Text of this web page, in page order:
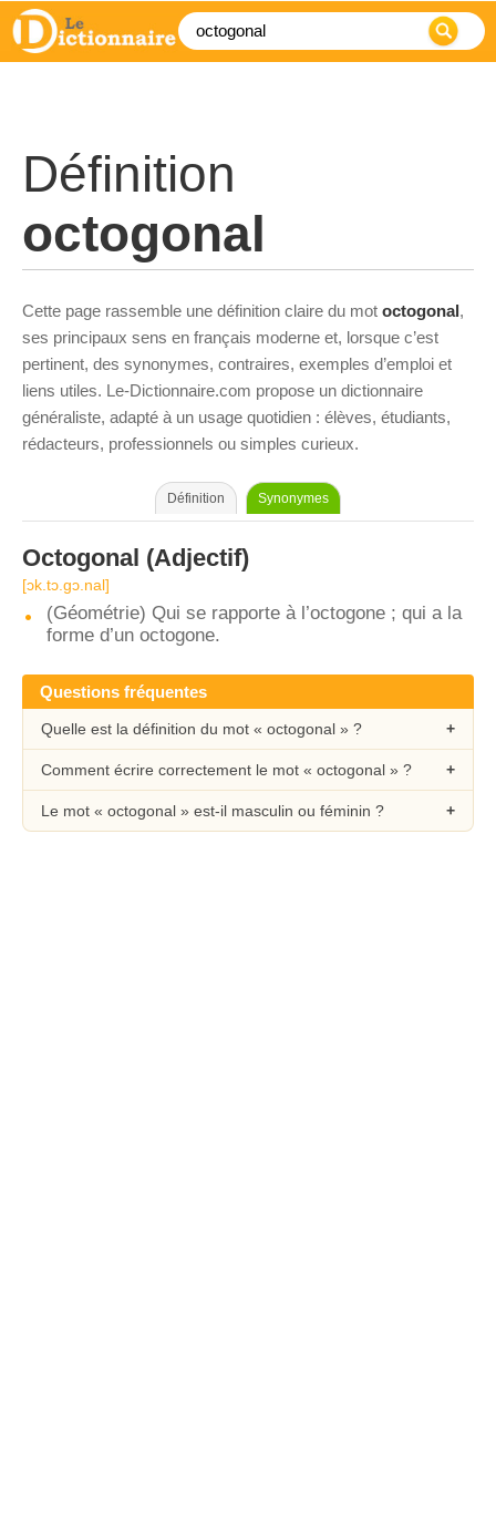
Définition
octogonal
Cette page rassemble une définition claire du mot octogonal,
ses principaux sens en français moderne et, lorsque c’est
pertinent, des synonymes, contraires, exemples d’emploi et
liens utiles. Le-Dictionnaire.com propose un dictionnaire
généraliste, adapté à un usage quotidien : élèves, étudiants,
rédacteurs, professionnels ou simples curieux.
Définition Synonymes
Octogonal (Adjectif)
[ɔk.tɔ.gɔ.nal]
(Géométrie) Qui se rapporte à l’octogone ; qui a la
forme d’un octogone.
Questions fréquentes
Quelle est la définition du mot « octogonal » ?
Comment écrire correctement le mot « octogonal » ?
Le mot « octogonal » est-il masculin ou féminin ?